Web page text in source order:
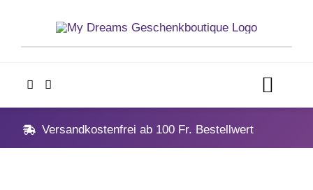
content
HomeVersandkostenfrei ab 100 Fr. Bestellwert